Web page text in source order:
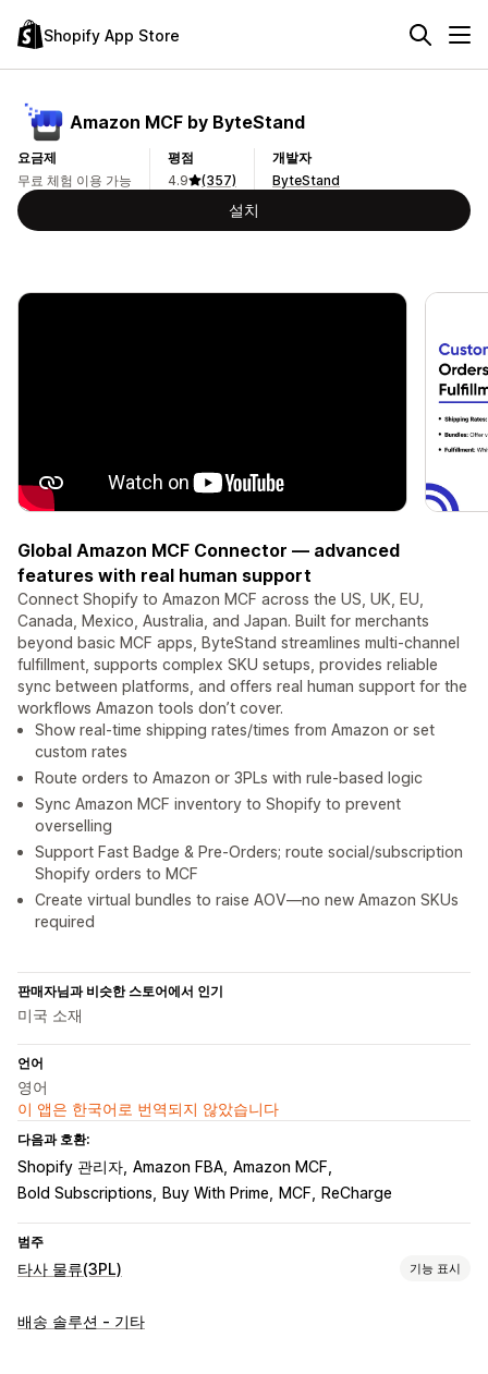
Shopify App Store
Amazon MCF by ByteStand
요금제
무료 체험 이용 가능
평점
4.9
(357)
개발자
ByteStand
설치
Global Amazon MCF Connector — advanced
features with real human support
Connect Shopify to Amazon MCF across the US, UK, EU,
Canada, Mexico, Australia, and Japan. Built for merchants
beyond basic MCF apps, ByteStand streamlines multi-channel
fulfillment, supports complex SKU setups, provides reliable
sync between platforms, and offers real human support for the
workflows Amazon tools don’t cover.
Show real-time shipping rates/times from Amazon or set
custom rates
Route orders to Amazon or 3PLs with rule-based logic
Sync Amazon MCF inventory to Shopify to prevent
overselling
Support Fast Badge & Pre-Orders; route social/subscription
Shopify orders to MCF
Create virtual bundles to raise AOV—no new Amazon SKUs
required
판매자님과 비슷한 스토어에서 인기
미국 소재
언어
영어
이 앱은 한국어로 번역되지 않았습니다
다음과 호환:
Shopify 관리자 Amazon FBA Amazon MCF
Bold Subscriptions
Buy With Prime MCF ReCharge
범주
타사 물류(3PL) 기능 표시
주문 관리
배송 솔루션 - 기타